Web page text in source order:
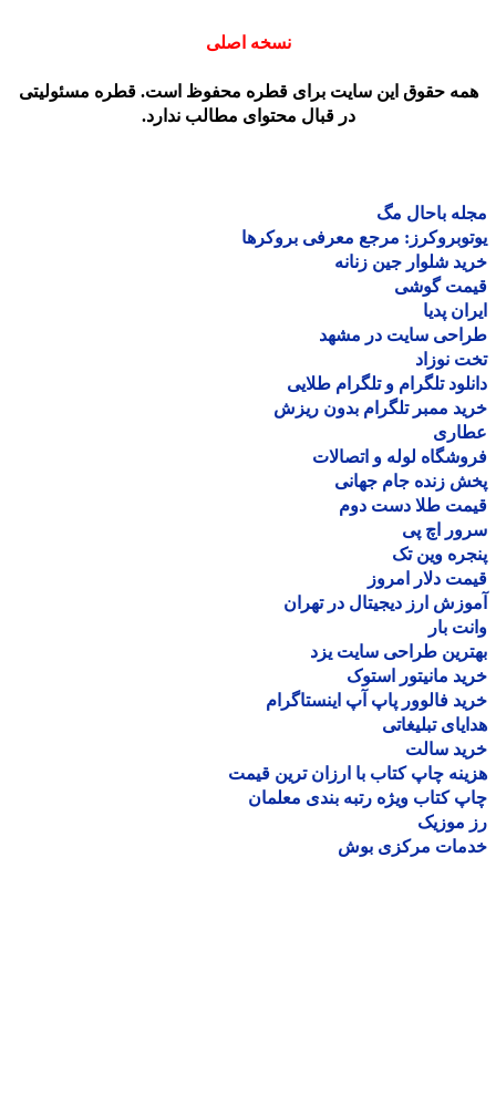
نسخه اصلی
حقوق این سایت برای قطره محفوظ است. قطره مسئولیتی
در قبال محتوای مطالب ندارد.
باحال مگ
مرجع معرفی بروکرها
شلوار جین زنانه
گوشی
پدیا
سایت در مشهد
نوزاد
تلگرام و تلگرام طلایی
ممبر تلگرام بدون ریزش
لوله و اتصالات
زنده جام جهانی
طلا دست دوم
اچ پی
وین تک
دلار امروز
ارز دیجیتال در تهران
بار
طراحی سایت یزد
مانیتور استوک
فالوور پاپ آپ اینستاگرام
تبلیغاتی
سالت
چاپ کتاب با ارزان ترین قیمت
کتاب ویژه رتبه بندی معلمان
موزیک
مرکزی بوش